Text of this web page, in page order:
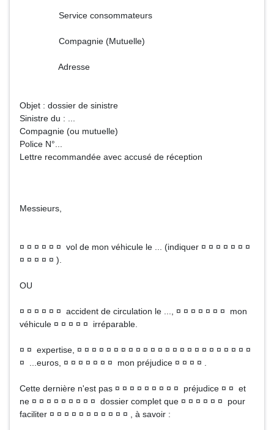
Service consommateurs
Compagnie (Mutuelle)
Adresse
Objet : dossier de sinistre
Sinistre du : ...
Compagnie (ou mutuelle)
Police N°...
Lettre recommandée avec accusé de réception
Messieurs,
¤ ¤ ¤ ¤ ¤ ¤ vol de mon véhicule le ... (indiquer ¤ ¤ ¤ ¤ ¤ ¤ ¤
¤ ¤ ¤ ¤ ¤ ).
OU
¤ ¤ ¤ ¤ ¤ ¤ accident de circulation le ..., ¤ ¤ ¤ ¤ ¤ ¤ ¤ mon
véhicule ¤ ¤ ¤ ¤ ¤ irréparable.
¤ ¤ expertise, ¤ ¤ ¤ ¤ ¤ ¤ ¤ ¤ ¤ ¤ ¤ ¤ ¤ ¤ ¤ ¤ ¤ ¤ ¤ ¤ ¤ ¤ ¤ ¤
¤ ...euros, ¤ ¤ ¤ ¤ ¤ ¤ ¤ mon préjudice ¤ ¤ ¤ ¤ .
Cette dernière n'est pas ¤ ¤ ¤ ¤ ¤ ¤ ¤ ¤ ¤ préjudice ¤ ¤ et
ne ¤ ¤ ¤ ¤ ¤ ¤ ¤ ¤ ¤ dossier complet que ¤ ¤ ¤ ¤ ¤ ¤ pour
faciliter ¤ ¤ ¤ ¤ ¤ ¤ ¤ ¤ ¤ ¤ ¤ , à savoir :